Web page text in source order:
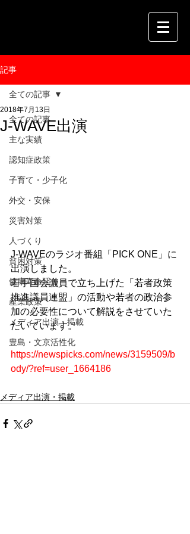
記事
全ての記事
主な実績
認知症政策
子育て・少子化
外交・安保
災害対策
人づくり
貧困対策
健康寿命延伸
産業政策
メディア出演・掲載
豊島・文京活性化
全ての記事
J-WAVE出演
2018年7月13日
J-WAVEのラジオ番組「PICK ONE」に
出演しました。
若手国会議員で立ち上げた「若者政策
推進議員連盟」の活動や若者の政治参
加の必要性について解説をさせていた
だいています。
https://newspicks.com/news/3159509/b
ody/?ref=user_1664186
メディア出演・掲載